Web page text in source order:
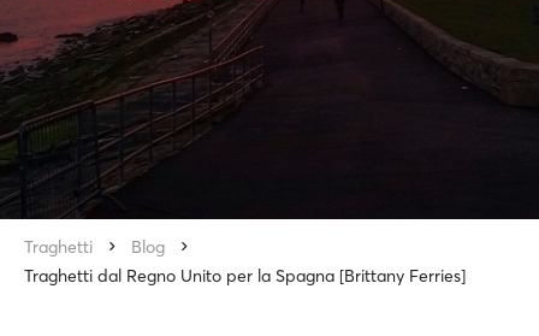
Traghetti
Blog
Traghetti dal Regno Unito per la Spagna [Brittany Ferries]